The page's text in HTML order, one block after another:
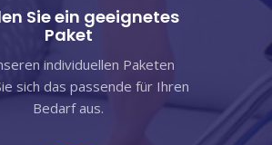
Sie ein geeignetes
Paket
individuellen Paketen
sich das passende für Ihren
Bedarf aus.